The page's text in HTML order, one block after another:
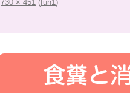
730 × 451 (fun1)